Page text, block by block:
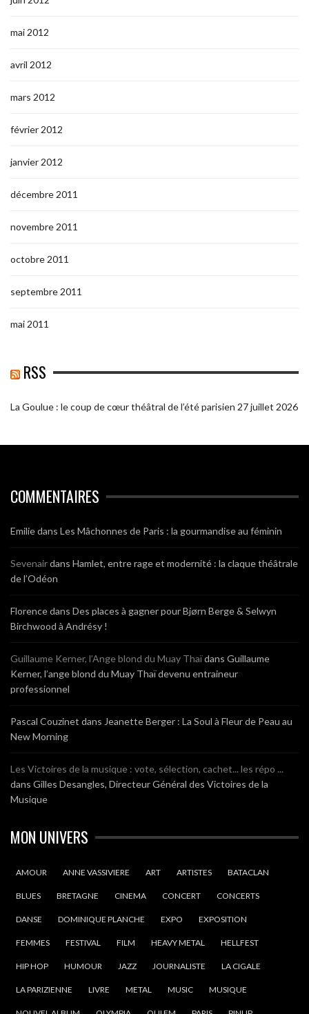
mai 2012
avril 2012
mars 2012
février 2012
janvier 2012
décembre 2011
novembre 2011
octobre 2011
septembre 2011
mai 2011
RSS
La Goulue : le coup de cœur théâtral de l’été parisien 27 juillet 2026
COMMENTAIRES
Emiliedans Les Mâchonnes de Paris : la gourmandise au féminin
Sevenairdans Hamlet, entre rage et modernité : la claque théâtrale
de l’Odéon
Florencedans Des places à gagner pour Bjørn Berge & Selwyn
Birchwood à Andrésy !
Guillaume Kerner, l’Ange blond du Muay Thaïdans Guillaume
Kerner, l’ange blond du Muay Thaï devenu entraineur
professionnel
Pascal Couzinet dans Jeanette Berger : La Soul à Fleur de Peau au
New Morning
Les Victoires de la musique : vote, sélection, cachet... les répo ...
dans Gilles Desangles, Directeur Général des Victoires de la
Musique
MON UNIVERS
AMOUR ANNE VASSIVIERE ART ARTISTES BATACLAN
BLUES BRETAGNE CINEMA CONCERT CONCERTS
DANSE DOMINIQUE PLANCHE EXPO EXPOSITION
FEMMES FESTIVAL FILM HEAVY METAL HELLFEST
HIP HOP HUMOUR JAZZ JOURNALISTE LA CIGALE
LA PARIZIENNE LIVRE METAL MUSIC MUSIQUE